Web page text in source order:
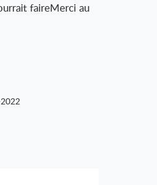
faireMerci au